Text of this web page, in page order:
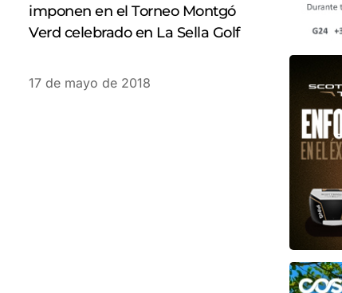
imponen en el Torneo Montgó
Verd celebrado en La Sella Golf
17 de mayo de 2018